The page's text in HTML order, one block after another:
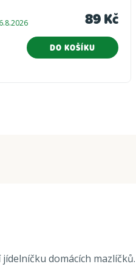
89 Kč
DO KOŠÍKU
domácích